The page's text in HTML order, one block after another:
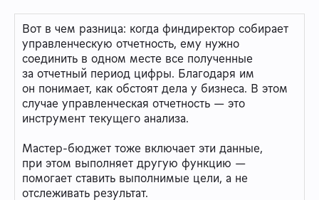
Вот в чем разница: когда финдиректор собирает
управленческую отчетность, ему нужно
соединить в одном месте все полученные
за отчетный период цифры. Благодаря им
он понимает, как обстоят дела у бизнеса. В этом
случае управленческая отчетность — это
инструмент текущего анализа.
Мастер-бюджет тоже включает эти данные,
при этом выполняет другую функцию —
помогает ставить выполнимые цели, а не
отслеживать результат.